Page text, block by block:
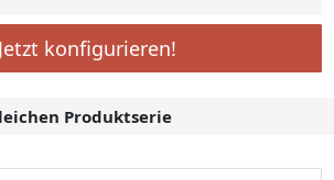
Jetzt konfigurieren!
Produktserie